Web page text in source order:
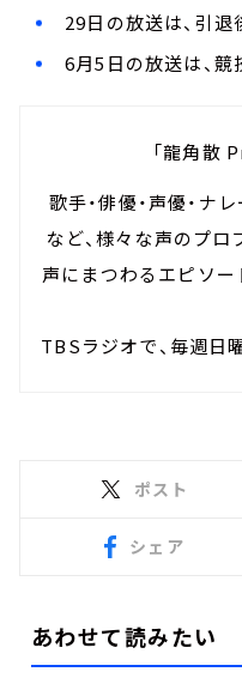
29日の放送は、引退
6月5日の放送は、競
「龍角散
歌手・俳優・声優・ナ
など、様々な声のプロ
声にまつわるエピソー
TBSラジオで、毎週日
ポスト
シェア
あわせて読みたい